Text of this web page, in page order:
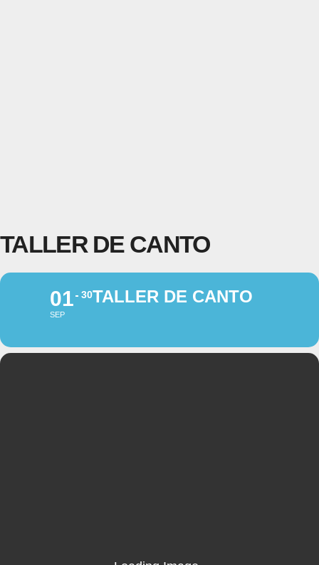
TALLER DE CANTO
01
SEP
30TALLER DE CANTO